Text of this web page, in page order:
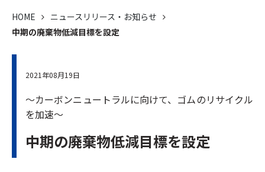
HOME
ニュースリリース・お知らせ
中期の廃棄物低減目標を設定
2021年08月19日
～カーボンニュートラルに向けて、ゴムのリサイクル
を加速～
中期の廃棄物低減目標を設定